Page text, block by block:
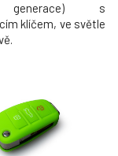
generace) s
klíčem, ve světle